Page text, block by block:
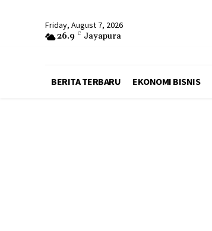
Friday, August 7, 2026
26.9 C Jayapura
BERITA TERBARU EKONOMI BISNIS